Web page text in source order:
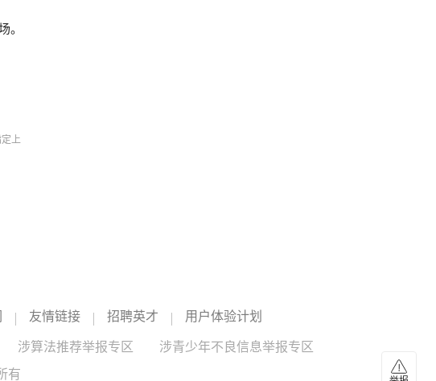
。
上
的中心7日5时位于浙江省温州市偏东方向约900公里的西北太
平洋上，预计将以每小时15至20公里的速度向偏西方向移
动，强度变化不大或略有增强，7日白天穿过琉球群岛后移入
东海，之后移速减慢，并逐渐向华东沿海靠近，可能于9日下
07:19
友情链接 招聘英才 用户体验计划
涉算法推荐举报专区
涉青少年不良信息举报专区
有